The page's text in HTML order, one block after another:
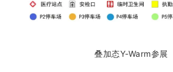
叠加态Y-Warm参展